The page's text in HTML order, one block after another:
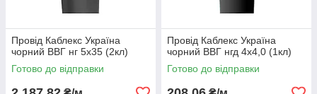
Провід Каблекс Україна
чорний ВВГ нг 5х35 (2кл)
Готово до відправки
Провід Каблекс Україна
чорний ВВГ нгд 4х4,0 (1кл)
Готово до відправки